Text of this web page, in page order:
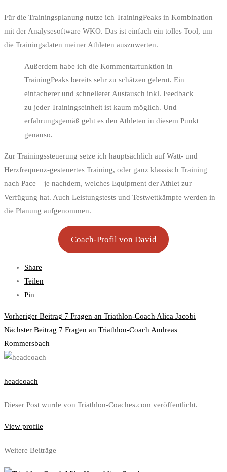
Für die Trainingsplanung nutze ich TrainingPeaks in Kombination
mit der Analysesoftware WKO. Das ist einfach ein tolles Tool, um
die Trainingsdaten meiner Athleten auszuwerten.
Außerdem habe ich die Kommentarfunktion in
TrainingPeaks bereits sehr zu schätzen gelernt. Ein
einfacherer und schnellerer Austausch inkl. Feedback
zu jeder Trainingseinheit ist kaum möglich. Und
erfahrungsgemäß geht es den Athleten in diesem Punkt
genauso.
Zur Trainingssteuerung setze ich hauptsächlich auf Watt- und
Herzfrequenz-gesteuertes Training, oder ganz klassisch Training
nach Pace – je nachdem, welches Equipment der Athlet zur
Verfügung hat. Auch Leistungstests und Testwettkämpfe werden in
die Planung aufgenommen.
Coach-Profil von David
Share
Teilen
Pin
Post
navigation
Vorheriger Beitrag 7 Fragen an Triathlon-Coach Alica Jacobi
Nächster Beitrag 7 Fragen an Triathlon-Coach Andreas
Rommersbach
headcoach
Dieser Post wurde von Triathlon-Coaches.com veröffentlicht.
View profile
Weitere Beiträge